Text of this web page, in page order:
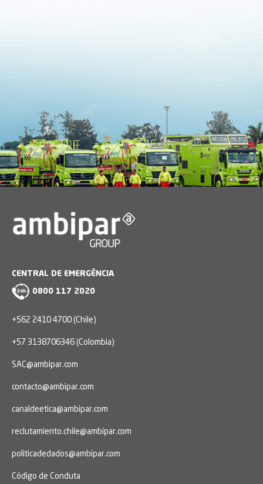
CENTRAL DE EMERGÊNCIA
0800 117 2020
+562 2410 4700 (Chile)
+57 3138706346 (Colombia)
SAC@ambipar.com
contacto@ambipar.com
canaldeetica@ambipar.com
reclutamiento.chile@ambipar.com
politicadedados@ambipar.com
Código de Conduta